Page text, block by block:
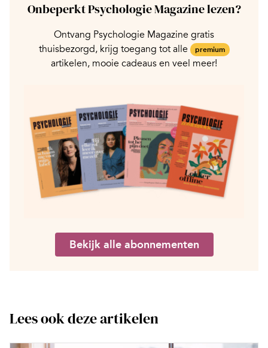
Onbeperkt Psychologie Magazine lezen?
Ontvang Psychologie Magazine gratis
thuisbezorgd, krijg toegang tot alle
premium
artikelen, mooie cadeaus en veel meer!
Bekijk alle abonnementen
Lees ook deze artikelen